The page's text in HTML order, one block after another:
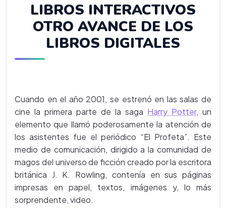
LIBROS INTERACTIVOS
OTRO AVANCE DE LOS
LIBROS DIGITALES
Cuando en el año 2001, se estrenó en las salas de
cine la primera parte de la saga Harry Potter, un
elemento que llamó poderosamente la atención de
los asistentes fue el periódico “El Profeta”. Este
medio de comunicación, dirigido a la comunidad de
magos del universo de ficción creado por la escritora
británica J. K. Rowling, contenía en sus páginas
impresas en papel, textos, imágenes y, lo más
sorprendente, video.